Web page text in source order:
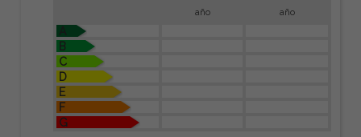
año año
A
B
C
D
E
F
G